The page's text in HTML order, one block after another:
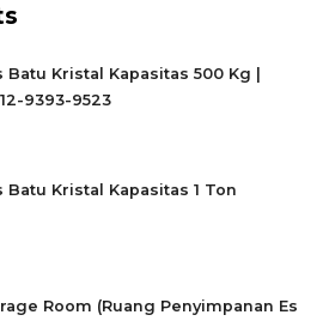
Batu Kristal Kapasitas 500 Kg |
9393-9523
Batu Kristal Kapasitas 1 Ton
Room (Ruang Penyimpanan Es